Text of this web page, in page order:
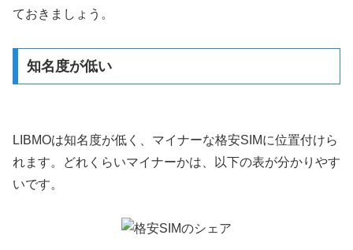
ておきましょう。
知名度が低い
LIBMOは知名度が低く、マイナーな格安SIMに位置付けら
れます。どれくらいマイナーかは、以下の表が分かりやす
いです。